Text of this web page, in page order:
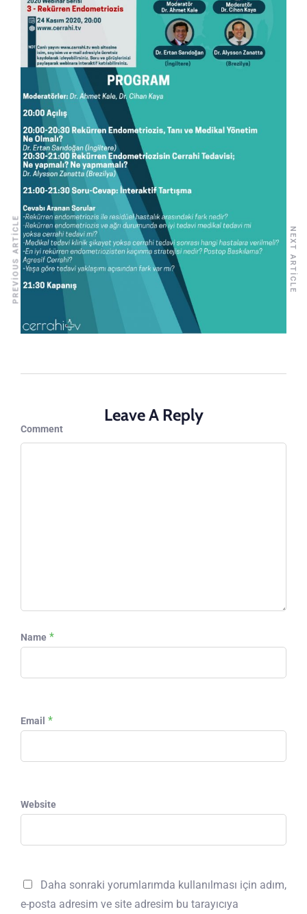
Leave A Reply
Comment
Name *
Email *
Website
Daha sonraki yorumlarımda kullanılması için adım,
e-posta adresim ve site adresim bu tarayıcıya
PREVIOUS ARTICLE NEXT ARTICLE